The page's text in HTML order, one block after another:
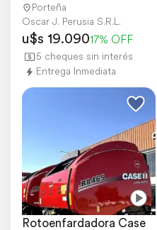
Porteña
Oscar J. Perusia S.R.L.
u$s 19.09017% OFF
5 cheques sin interés
Entrega Inmediata
Rotoenfardadora Case